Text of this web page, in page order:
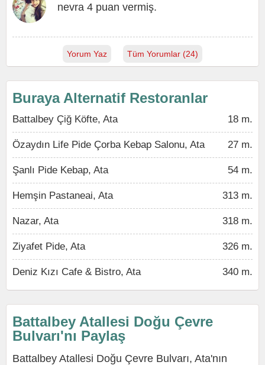
nevra 4 puan vermiş.
Yorum Yaz Tüm Yorumlar (24)
Buraya Alternatif Restoranlar
Battalbey Çiğ Köfte, Ata 18 m.
Özaydın Life Pide Çorba Kebap Salonu, Ata 27 m.
Şanlı Pide Kebap, Ata 54 m.
Hemşin Pastaneai, Ata 313 m.
Nazar, Ata 318 m.
Ziyafet Pide, Ata 326 m.
Deniz Kızı Cafe & Bistro, Ata 340 m.
Battalbey Atallesi Doğu Çevre
Bulvarı'nı Paylaş
Battalbey Atallesi Doğu Çevre Bulvarı, Ata'nın